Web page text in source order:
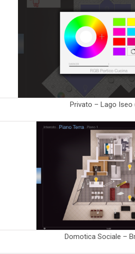
Privato – Lago Iseo
Domotica Sociale –